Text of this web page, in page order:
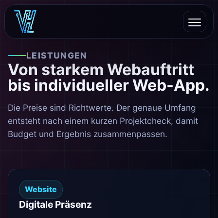
LEISTUNGEN
Von starkem Webauftritt
bis individueller Web-App.
Die Preise sind Richtwerte. Der genaue Umfang
entsteht nach einem kurzen Projektcheck, damit
Budget und Ergebnis zusammenpassen.
Website
Digitale Präsenz